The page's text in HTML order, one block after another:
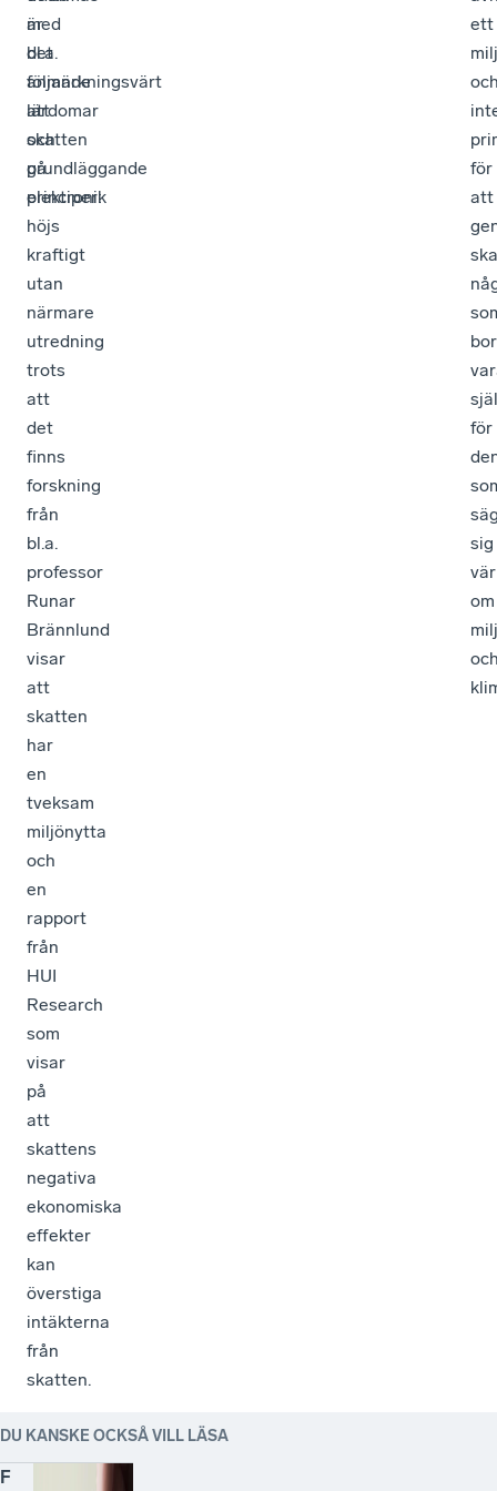
är
det
anmärkningsvärt
att
skatten
på
elektronik
höjs
kraftigt
utan
närmare
utredning
trots
att
det
finns
forskning
från
bl.a.
professor
Runar
Brännlund
visar
att
skatten
har
en
tveksam
miljönytta
och
en
rapport
från
HUI
Research
som
visar
på
att
skattens
negativa
ekonomiska
effekter
kan
överstiga
intäkterna
från
skatten.
med
bl.a.
följande
lärdomar
och
grundläggande
principer:
ett
för
att
för
sig
om
DU KANSKE OCKSÅ VILL LÄSA
F